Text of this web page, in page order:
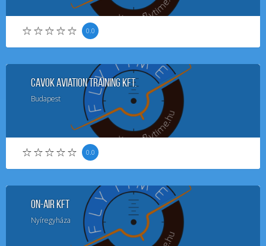
0.0
CAVOK Aviation Training Kft.
Budapest
0.0
ON-AIR Kft
Nyíregyháza